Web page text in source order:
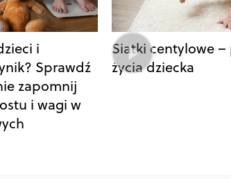
i
Sprawdź
zapomnij
i wagi w
Siatki centylowe –
życia dziecka